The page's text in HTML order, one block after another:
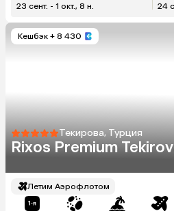
23 сент. - 1 окт., 8 н. 24
Кешбэк + 8 430
Текирова, Турция
Rixos Premium
Летим Аэрофлотом